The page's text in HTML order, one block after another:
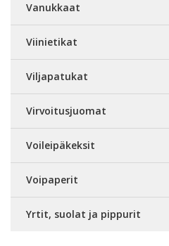
Vanukkaat
Viinietikat
Viljapatukat
Virvoitusjuomat
Voileipäkeksit
Voipaperit
Yrtit, suolat ja pippurit